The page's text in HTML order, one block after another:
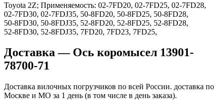
Toyota 2Z; Применяемость: 02‑7FD20, 02‑7FD25, 02‑7FD28,
02‑7FD30, 02‑7FDJ35, 50‑8FD20, 50‑8FD25, 50‑8FD28,
50‑8FD30, 50‑8FDJ35, 52‑8FD20, 52‑8FD25, 52‑8FD28,
52‑8FD30, 52‑8FDJ35, 7FD20, 7FD23, 7FD25,
Доставка — Ось коромысел 13901-
78700-71
Доставка вилочных погрузчиков по всей России. доставка по
Москве и МО за 1 день (в том числе в день заказа).